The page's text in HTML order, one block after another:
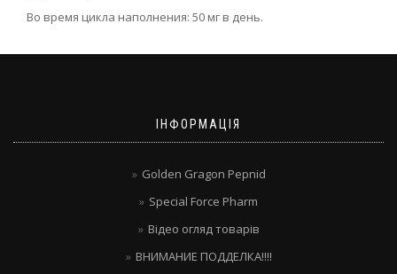
Во время цикла наполнения: 50 мг в день.
ІНФОРМАЦІЯ
Golden Gragon Pepnid
Special Force Pharm
Відео огляд товарів
ВНИМАНИЕ ПОДДЕЛКА!!!!